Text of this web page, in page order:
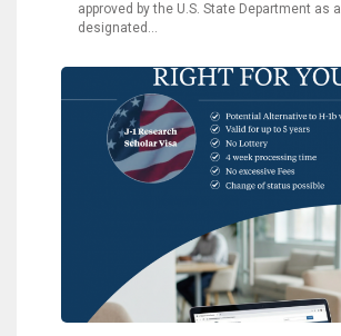
approved by the U.S. State Department as a
designated…